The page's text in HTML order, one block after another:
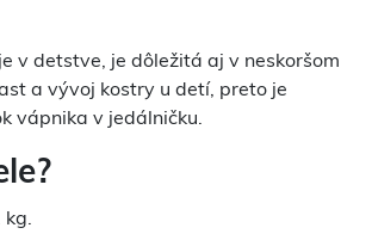
v detstve, je dôležitá aj v neskoršom
a vývoj kostry u detí, preto je
vápnika v jedálničku.
kg.